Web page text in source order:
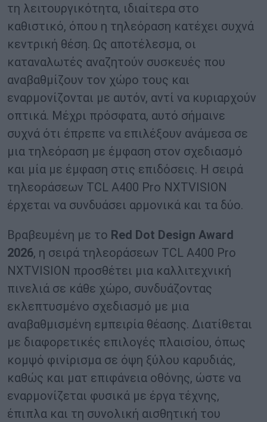
τη λειτουργικότητα, ιδιαίτερα στο
καθιστικό, όπου η τηλεόραση κατέχει συχνά
κεντρική θέση. Ως αποτέλεσμα, οι
καταναλωτές αναζητούν συσκευές που
αναβαθμίζουν τον χώρο τους και
εναρμονίζονται με αυτόν, αντί να κυριαρχούν
οπτικά. Μέχρι πρόσφατα, αυτό σήμαινε
συχνά ότι έπρεπε να επιλέξουν ανάμεσα σε
μια τηλεόραση με έμφαση στον σχεδιασμό
και μία με έμφαση στις επιδόσεις. Η σειρά
τηλεοράσεων TCL A400 Pro NXTVISION
έρχεται να συνδυάσει αρμονικά και τα δύο.
Βραβευμένη με το Red Dot Design Award
2026, η σειρά τηλεοράσεων TCL A400 Pro
NXTVISION προσθέτει μια καλλιτεχνική
πινελιά σε κάθε χώρο, συνδυάζοντας
εκλεπτυσμένο σχεδιασμό με μια
αναβαθμισμένη εμπειρία θέασης. Διατίθεται
με διαφορετικές επιλογές πλαισίου, όπως
κομψό φινίρισμα σε όψη ξύλου καρυδιάς,
καθώς και ματ επιφάνεια οθόνης, ώστε να
εναρμονίζεται φυσικά με έργα τέχνης,
έπιπλα και τη συνολική αισθητική του